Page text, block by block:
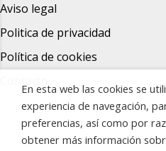
Aviso legal
Politica de privacidad
Política de cookies
En esta web las cookies se
experiencia de navegación,
preferencias, así como por
obtener más información